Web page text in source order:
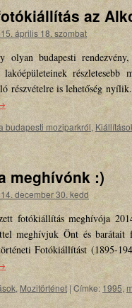
az
április 18. szombat
olyan budapesti
lakóépületeinek
részvételre is lehetőség
budapesti moziparkról,
meghívónk :)
december 30. kedd
fotókiállítás meghívója
meghívjuk Önt és
Fotókiállítást (1895-
, Mozitörténet | Címke:1995,